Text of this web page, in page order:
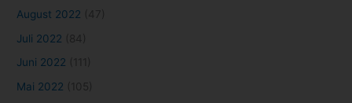
August 2022
Juli 2022
Juni 2022
Mai 2022